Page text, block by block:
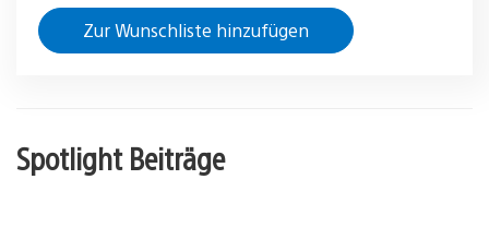
Zur Wunschliste hinzufügen
Spotlight Beiträge